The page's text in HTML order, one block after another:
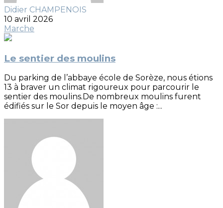
Didier CHAMPENOIS
10 avril 2026
Marche
Le sentier des moulins
Du parking de l’abbaye école de Sorèze, nous étions
13 à braver un climat rigoureux pour parcourir le
sentier des moulins.De nombreux moulins furent
édifiés sur le Sor depuis le moyen âge :...